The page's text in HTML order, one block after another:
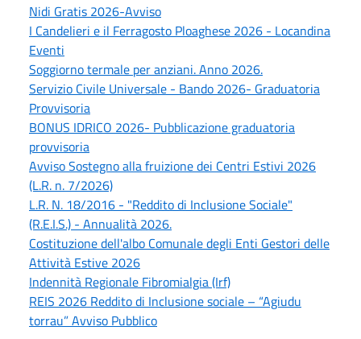
Nidi Gratis 2026-Avviso
I Candelieri e il Ferragosto Ploaghese 2026 - Locandina
Eventi
Soggiorno termale per anziani. Anno 2026.
Servizio Civile Universale - Bando 2026- Graduatoria
Provvisoria
BONUS IDRICO 2026- Pubblicazione graduatoria
provvisoria
Avviso Sostegno alla fruizione dei Centri Estivi 2026
(L.R. n. 7/2026)
L.R. N. 18/2016 - "Reddito di Inclusione Sociale"
(R.E.I.S.) - Annualità 2026.
Costituzione dell'albo Comunale degli Enti Gestori delle
Attività Estive 2026
Indennità Regionale Fibromialgia (Irf)
REIS 2026 Reddito di Inclusione sociale – “Agiudu
torrau” Avviso Pubblico